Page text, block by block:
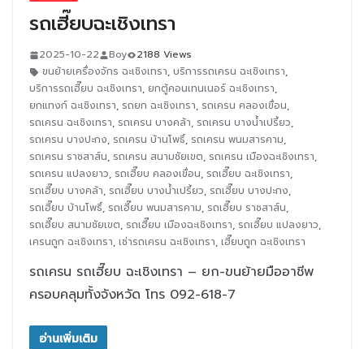
รถเฮี๊ยบฉะเชิงเทรา
2025-10-22 Boy
2188 Views
ขนย้ายเครื่องจักร ฉะเชิงเทรา, บริการรถเครน ฉะเชิงเทรา,
บริการรถเฮี๊ยบ ฉะเชิงเทรา, ยกตู้คอนเทนเนอร์ ฉะเชิงเทรา,
ยกแทงก์ ฉะเชิงเทรา, รถยก ฉะเชิงเทรา, รถเครน คลองเขื่อน,
รถเครน ฉะเชิงเทรา, รถเครน บางคล้า, รถเครน บางน้ำเปรี้ยว,
รถเครน บางปะกง, รถเครน บ้านโพธิ์, รถเครน พนมสารคาม,
รถเครน ราชสาส์น, รถเครน สนามชัยเขต, รถเครน เมืองฉะเชิงเทรา,
รถเครน แปลงยาว, รถเฮี๊ยบ คลองเขื่อน, รถเฮี๊ยบ ฉะเชิงเทรา,
รถเฮี๊ยบ บางคล้า, รถเฮี๊ยบ บางน้ำเปรี้ยว, รถเฮี๊ยบ บางปะกง,
รถเฮี๊ยบ บ้านโพธิ์, รถเฮี๊ยบ พนมสารคาม, รถเฮี๊ยบ ราชสาส์น,
รถเฮี๊ยบ สนามชัยเขต, รถเฮี๊ยบ เมืองฉะเชิงเทรา, รถเฮี๊ยบ แปลงยาว,
เครนถูก ฉะเชิงเทรา, เช่ารถเครน ฉะเชิงเทรา, เฮี๊ยบถูก ฉะเชิงเทรา
รถเครน รถเฮี๊ยบ ฉะเชิงเทรา – ยก-ขนย้ายมืออาชีพ
ครอบคลุมทั้งจังหวัด โทร 092-618-7
อ่านเพิ่มเติม